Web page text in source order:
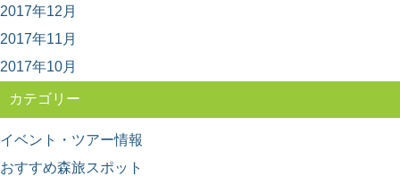
2017年12月
2017年11月
2017年10月
カテゴリー
イベント・ツアー情報
おすすめ森旅スポット